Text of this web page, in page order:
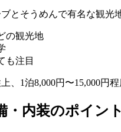
とそうめんで有名な観光
の観光地
も注目
、1泊8,000円〜15,000円
・内装のポイント